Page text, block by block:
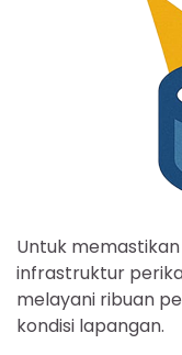
Untuk
infrastruktur
melayani ribuan
kondisi lapangan.